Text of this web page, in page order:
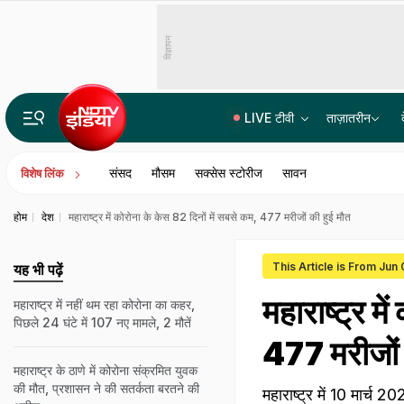
विज्ञापन
LIVE टीवी ताज़ातरीन
विशेष लिंक संसद मौसम सक्सेस स्टोरीज सावन
होम देश महाराष्ट्र में कोरोना के केस 82 दिनों में सबसे कम, 477 मरीजों की हुई मौत
This Article is From Jun
महाराष्ट्र
477 मरीजों
महाराष्ट्र में 10 मार्च
यह भी पढ़ें
महाराष्ट्र में नहीं थम रहा कोरोना का कहर,
पिछले 24 घंटे में 107 नए मामले, 2 मौतें
महाराष्ट्र के ठाणे में कोरोना संक्रमित युवक
की मौत, प्रशासन ने की सतर्कता बरतने की